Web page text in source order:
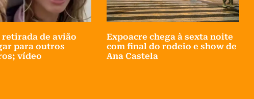
retirada de avião
para outros
vídeo
Expoacre chega à sexta noite
com final do rodeio e show de
Ana Castela